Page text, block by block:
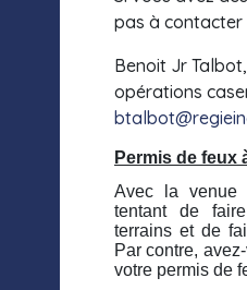
pas à contacter
Benoit Jr
opérations
Permis de feux
Avec la venue
tentant de
terrains et de
Par contre,
votre permis de